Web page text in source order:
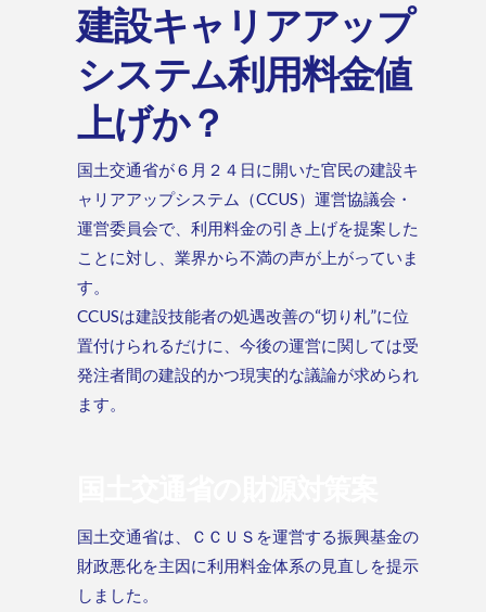
建設キャリアアップ
システム利用料金値
上げか？
国土交通省が６月２４日に開いた官民の建設キ
ャリアアップシステム（CCUS）運営協議会・
運営委員会で、利用料金の引き上げを提案した
ことに対し、業界から不満の声が上がっていま
す。
CCUSは建設技能者の処遇改善の“切り札”に位
置付けられるだけに、今後の運営に関しては受
発注者間の建設的かつ現実的な議論が求められ
ます。
国土交通省は、ＣＣＵＳを運営する振興基金の
財政悪化を主因に利用料金体系の見直しを提示
しました。